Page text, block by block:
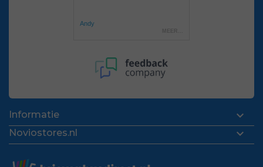
Informatie 
Noviostores.nl 